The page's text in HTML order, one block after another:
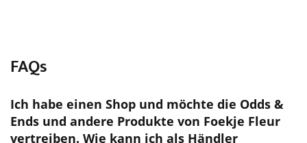
FAQs
Ich habe einen Shop und möchte die Odds &
Ends und andere Produkte von Foekje Fleur
vertreiben. Wie kann ich als Händler